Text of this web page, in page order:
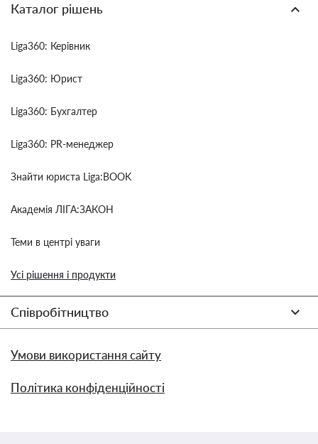
Каталог рішень
Liga360: Керівник
Liga360: Юрист
Liga360: Бухгалтер
Liga360: PR-менеджер
Знайти юриста Liga:BOOK
Академія ЛІГА:ЗАКОН
Теми в центрі уваги
Усі рішення і продукти
Співробітництво
Умови використання сайту
Політика конфіденційності